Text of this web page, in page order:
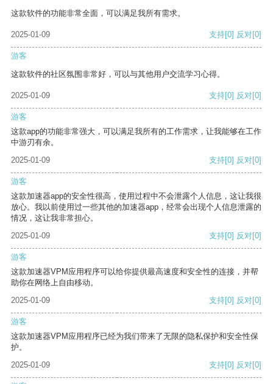
这款软件的功能非常全面，可以满足我所有需求。
2025-01-09 支持[0] 反对[0]
游客
这款软件的社区氛围非常好，可以与其他用户交流学习心得。
2025-01-09 支持[0] 反对[0]
游客
这款app的功能非常强大，可以满足我所有的工作需求，让我能够在工作
中游刃有余。
2025-01-09
支持[0] 反对[0]
游客
这款加速器app的安全性很高，使用过程中不会泄露个人信息，这让我很
放心。我以前使用过一些其他的加速器app，经常会出现个人信息泄露的
情况，这让我非常担心。
2025-01-09
支持[0] 反对[0]
游客
这款加速器VPM应用程序可以给你提供最高速度和安全性的连接，并帮
助你在网络上自由移动。
2025-01-09
支持[0] 反对[0]
游客
这款加速器VPM应用程序已经为我们带来了无限的隐私保护和安全性保
护。
2025-01-09
支持[0] 反对[0]